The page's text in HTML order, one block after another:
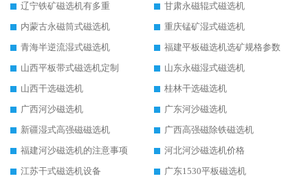
辽宁铁矿磁选机有多重
甘肃永磁辊式磁选机
内蒙古永磁筒式磁选机
重庆锰矿湿式磁选机
青海半逆流湿式磁选机
福建平板磁选机选矿规格参数
山西平板带式磁选机定制
山东永磁湿式磁选机
山西干选磁选机
桂林干选磁选机
广西河沙磁选机
广东河沙磁选机
新疆湿式高强磁磁选机
广西高强磁除铁磁选机
福建河沙磁选机的注意事项
河北河沙磁选机价格
江苏干式磁选机设备
广东1530平板磁选机